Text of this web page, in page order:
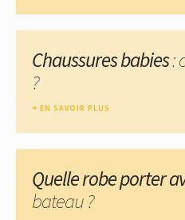
Chaussures babies:
?
EN SAVOIR PLUS
Quelle robe porter
bateau ?